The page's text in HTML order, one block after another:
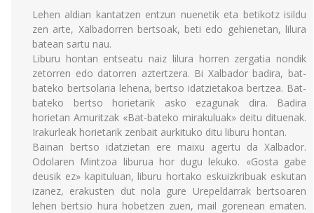
Lehen aldian kantatzen entzun nuenetik eta betikotz isildu
zen arte, Xalbadorren bertsoak, beti edo gehienetan, lilura
batean sartu nau.
Liburu hontan entseatu naiz lilura horren zergatia nondik
zetorren edo datorren aztertzera. Bi Xalbador badira, bat-
bateko bertsolaria lehena, bertso idatzietakoa bertzea. Bat-
bateko bertso horietarik asko ezagunak dira. Badira
horietan Amuritzak «Bat-bateko mirakuluak» deitu dituenak.
Irakurleak horietarik zenbait aurkituko ditu liburu hontan.
Bainan bertso idatzietan ere maixu agertu da Xalbador.
Odolaren Mintzoa liburua hor dugu lekuko. «Gosta gabe
deusik ez» kapituluan, liburu hortako eskuizkribuak eskutan
izanez, erakusten dut nola gure Urepeldarrak bertsoaren
lehen bertsio hura hobetzen zuen, mail gorenean ematen.